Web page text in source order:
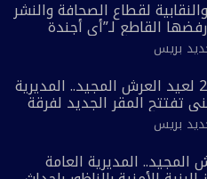
لقطاع الصحافة والنشر
القاطع لـ”أي أجندة
مقاس سياسي ومصلحي
بريس
بمناسبة الذكرى 27 لعيد العرش المجيد.. المديرية
تفتتح المقر الجديد لفرقة
بفاسبريس
المجيد.. المديرية العامة